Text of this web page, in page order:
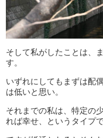
そして私がしたことは、
す。
いずれにしてもまずは配
は低いと思い。
それまでの私は、特定の
れば幸せ、というタイプで